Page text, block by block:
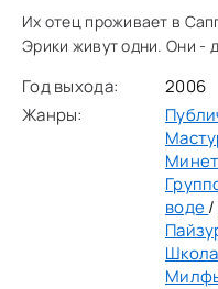
Их отец проживает в
Эрики живут одни. Они -
мать умерла, а отец
Год выхода:
2006
Жанры:
Минет
воде/
Школа